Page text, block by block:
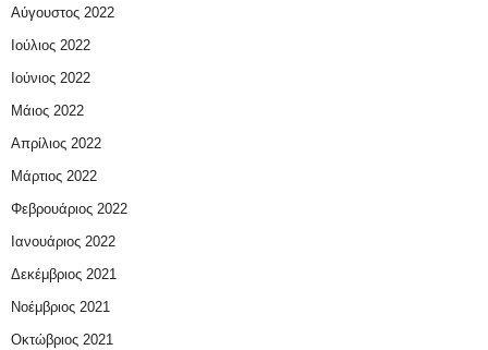
Αύγουστος 2022
Ιούλιος 2022
Ιούνιος 2022
Μάιος 2022
Απρίλιος 2022
Μάρτιος 2022
Φεβρουάριος 2022
Ιανουάριος 2022
Δεκέμβριος 2021
Νοέμβριος 2021
Οκτώβριος 2021